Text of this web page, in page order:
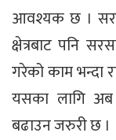
आवश्यक छ ।
क्षेत्रबाट पनि
गरेको काम भन्दा
यसका लागि अब
बढाउन जरुरी छ ।